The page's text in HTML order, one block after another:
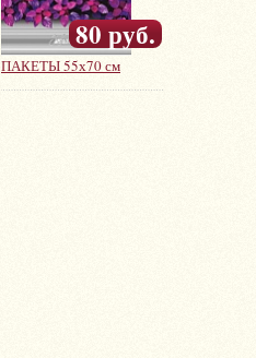
ПАКЕТЫ 55х70 см
80 руб.